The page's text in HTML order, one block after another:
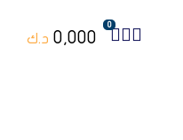
0
0,000 د.ك